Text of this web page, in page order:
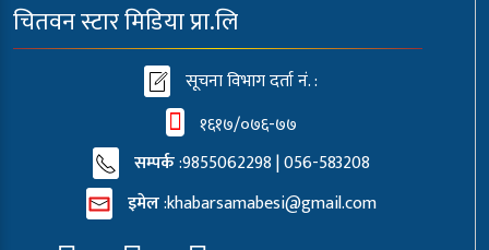
चितवन स्टार मिडिया प्रा.लि
सूचना विभाग दर्ता नं. :
१६१७/०७६-७७
सम्पर्क:9855062298 | 056-583208
इमेल:khabarsamabesi@gmail.com